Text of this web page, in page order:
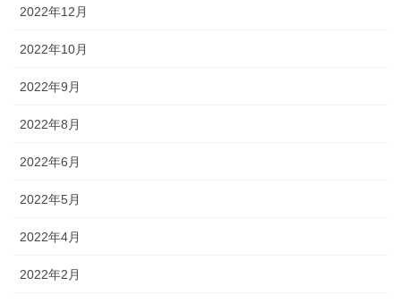
2022年12月
2022年10月
2022年9月
2022年8月
2022年6月
2022年5月
2022年4月
2022年2月